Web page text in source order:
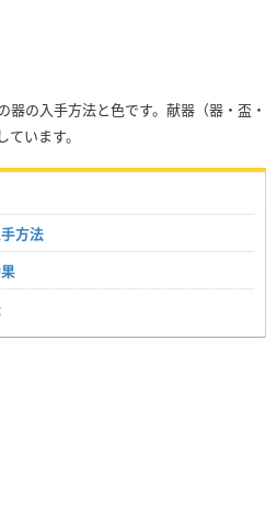
器の入手方法と色です。献器（器・盃・
います。
方法